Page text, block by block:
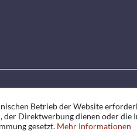
Betrieb der Website
Direktwerbung dienen oder
gesetzt. Mehr Informationen